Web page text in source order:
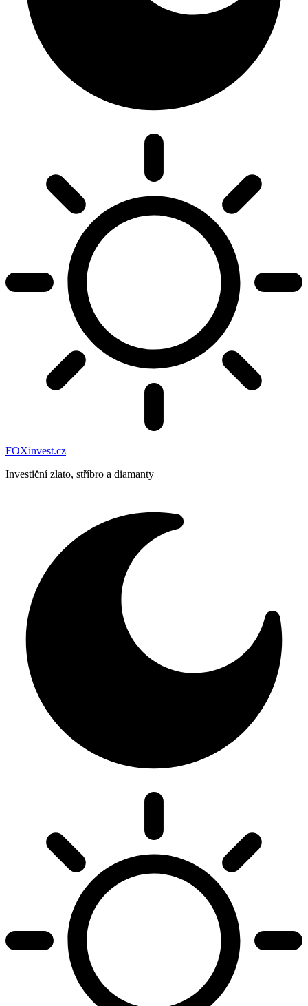
FOXinvest.cz
Investiční zlato, stříbro a diamanty